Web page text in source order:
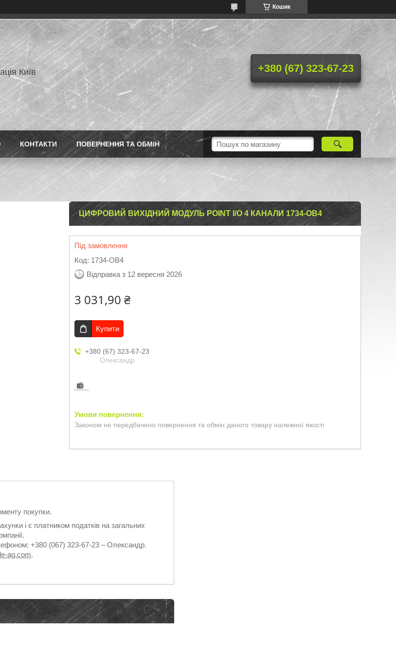
Кошик
Київ +380 (67) 323-67-23
КОНТАКТИ ПОВЕРНЕННЯ ТА ОБМІН
ЦИФРОВИЙ ВИХІДНИЙ МОДУЛЬ POINT I/O 4 КАНАЛИ 1734-OB4
Під замовлення
Код: 1734-OB4
Відправка з 12 вересня 2026
3 031,90 ₴
Купити
+380 (67) 323-67-23
Олександр
Законом не передбачено повернення та обмін даного товару належної якості
покупки.
і є платником податків на загальних
+380 (067) 323-67-23 – Олександр.
ag.com.